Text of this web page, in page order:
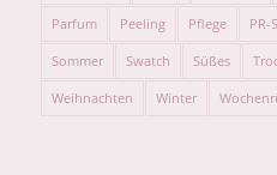
Parfum Peeling Pflege PR-
Sommer Swatch Süßes
Weihnachten Winter